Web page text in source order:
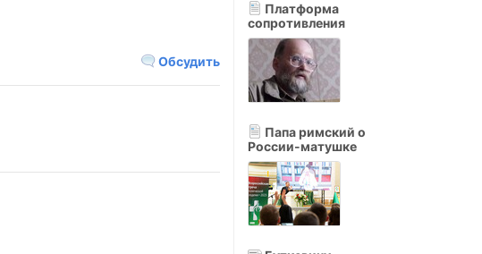
Обсудить
Платформа
сопротивления
Папа римский о
России-матушке